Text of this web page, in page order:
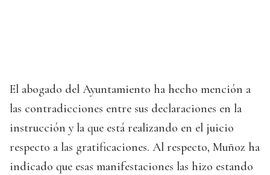
El abogado del Ayuntamiento ha hecho mención a
las contradicciones entre sus declaraciones en la
instrucción y la que está realizando en el juicio
respecto a las gratificaciones. Al respecto, Muñoz ha
indicado que esas manifestaciones las hizo estando